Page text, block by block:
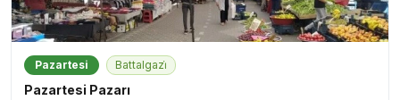
Pazartesi Battalgazi̇
Pazartesi Pazarı